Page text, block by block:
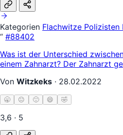
Kategorien Flachwitze Polizisten
“ #88402
Was ist der Unterschied
einem Zahnarzt? Der Zahnarzt
Von Witzkeks · 28.02.2022
🥱 😐 🙂 😄 🤣
3,6 · 5